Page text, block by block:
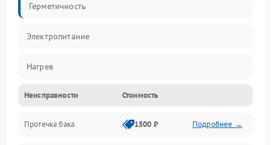
Герметичность
Электропитание
Нагрев
Датчики
Механика
Неисправности Стоимость
Протечка бака 1500 ₽ Подробнее →